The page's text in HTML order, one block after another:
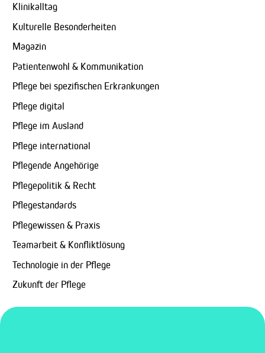
Klinikalltag
Kulturelle Besonderheiten
Magazin
Patientenwohl & Kommunikation
Pflege bei spezifischen Erkrankungen
Pflege digital
Pflege im Ausland
Pflege international
Pflegende Angehörige
Pflegepolitik & Recht
Pflegestandards
Pflegewissen & Praxis
Teamarbeit & Konfliktlösung
Technologie in der Pflege
Zukunft der Pflege